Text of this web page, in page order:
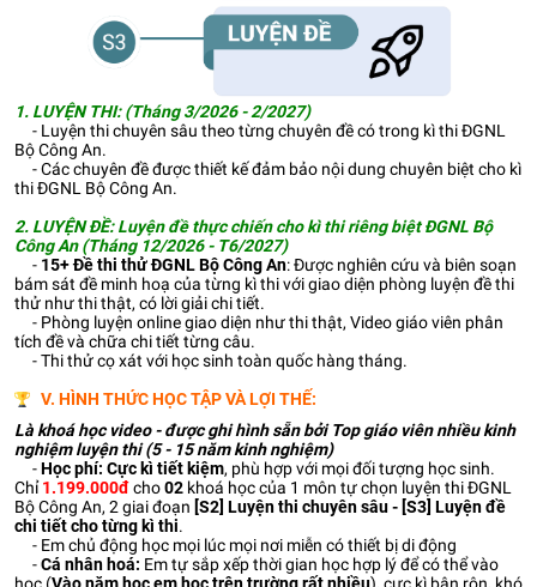
1. LUYỆN THI: (Tháng 3/2026 - 2/2027)
- Luyện thi chuyên sâu theo từng chuyên đề có trong kì thi ĐGNL
Bộ Công An.
- Các chuyên đề được thiết kế đảm bảo nội dung chuyên biệt cho kì
thi ĐGNL Bộ Công An.
2. LUYỆN ĐỀ:Luyện đề thực chiến cho kì thi riêng biệt ĐGNL Bộ
Công An (Tháng 12/2026 - T6/2027)
- 15+Đề thi thử ĐGNL Bộ Công An: Được nghiên cứu và biên soạn
bám sát đề minh hoạ của từng kì thi với giao diện phòng luyện đề thi
thử như thi thật, có lời giải chi tiết.
- Phòng luyện online giao diện như thi thật, Video giáo viên phân
tích đề và chữa chi tiết từng câu.
- Thi thử cọ xát với học sinh toàn quốc hàng tháng.
V. HÌNH THỨC HỌC TẬP VÀ LỢI THẾ:
Là khoá học video - được ghi hình sẵn bởi Top giáo viên nhiều kinh
nghiệm luyện thi (5 - 15 năm kinh nghiệm)
-Học phí: Cực kì tiết kiệm, phù hợp với mọi đối tượng học sinh.
Chỉ1.199.000đcho02 khoá học của 1 môn tự chọn luyện thi ĐGNL
Bộ Công An, 2 giai đoạn [S2] Luyện thi chuyên sâu - [S3] Luyện đề
chi tiết cho từng kì thi.
- Em chủ động học mọi lúc mọi nơi miễn có thiết bị di động
-Cá nhân hoá: Em tự sắp xếp thời gian học hợp lý để có thể vào